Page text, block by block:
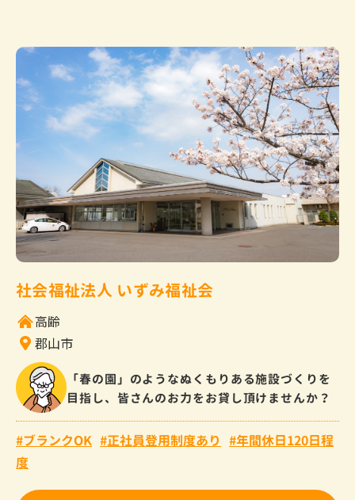
社会福祉法人 いずみ福祉会
高齢
郡山市
「春の園」のようなぬくもりある施設づくりを
目指し、皆さんのお力をお貸し頂けませんか？
ブランクOK 正社員登用制度あり
年間休日120日程
度